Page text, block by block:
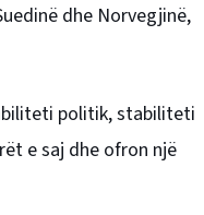
dhe Norvegjinë,
politik, stabiliteti
e saj dhe ofron një